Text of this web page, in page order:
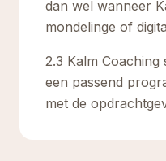
dan wel wanneer
mondelinge of
2.3 Kalm
een passend
met de